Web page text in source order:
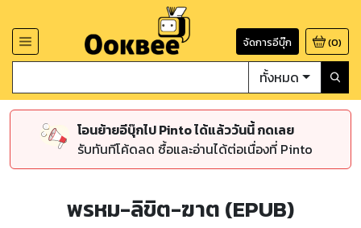
จัดการอีบุ๊ก (0)
ทั้งหมด
โอนย้ายอีบุ๊กไป Pinto ได้แล้ววันนี้ กดเลย
รับทันทีโค้ดลด ซื้อและอ่านได้ต่อเนื่องที่ Pinto
พรหม-ลิขิต-ฆาต (EPUB)